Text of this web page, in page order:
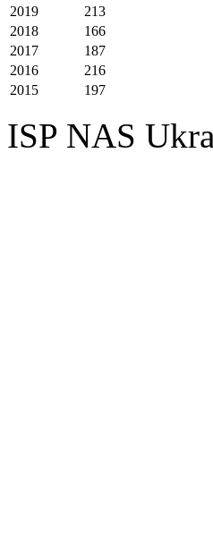
2019
213
2018
166
2017
187
2016
216
2015
197
ISP NAS